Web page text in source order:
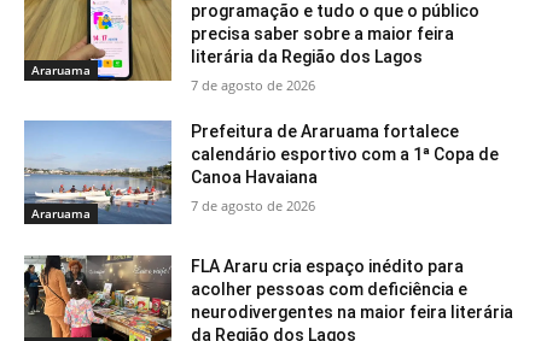
Araruama
programação e tudo o que o público
precisa saber sobre a maior feira
literária da Região dos Lagos
7 de agosto de 2026
Araruama
Prefeitura de Araruama fortalece
calendário esportivo com a 1ª Copa de
Canoa Havaiana
7 de agosto de 2026
FLA Araru cria espaço inédito para
acolher pessoas com deficiência e
neurodivergentes na maior feira literária
da Região dos Lagos